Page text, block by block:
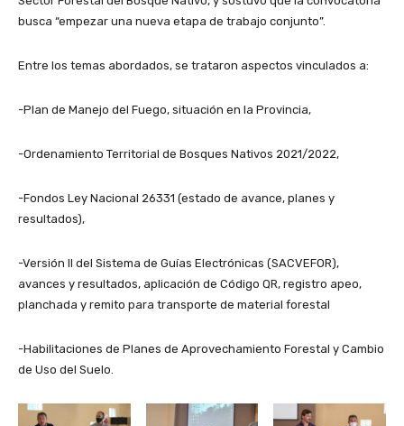
busca “empezar una nueva etapa de trabajo conjunto”.
Entre los temas abordados, se trataron aspectos vinculados a:
-Plan de Manejo del Fuego, situación en la Provincia,
-Ordenamiento Territorial de Bosques Nativos 2021/2022,
-Fondos Ley Nacional 26331 (estado de avance, planes y
resultados),
-Versión II del Sistema de Guías Electrónicas (SACVEFOR),
avances y resultados, aplicación de Código QR, registro apeo,
planchada y remito para transporte de material forestal
-Habilitaciones de Planes de Aprovechamiento Forestal y Cambio
de Uso del Suelo.